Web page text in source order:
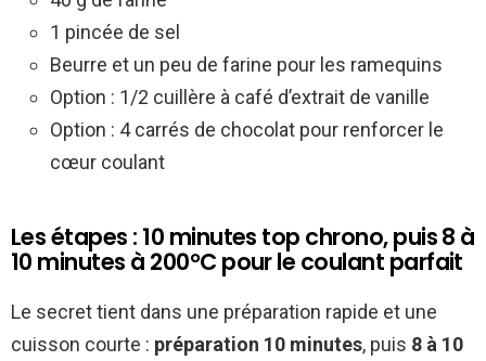
1 pincée de sel
Beurre et un peu de farine pour les ramequins
Option : 1/2 cuillère à café d’extrait de vanille
Option : 4 carrés de chocolat pour renforcer le
cœur coulant
Les étapes : 10 minutes top chrono, puis 8 à
10 minutes à 200°C pour le coulant parfait
Le secret tient dans une préparation rapide et une
cuisson courte : préparation 10 minutes, puis 8 à 10